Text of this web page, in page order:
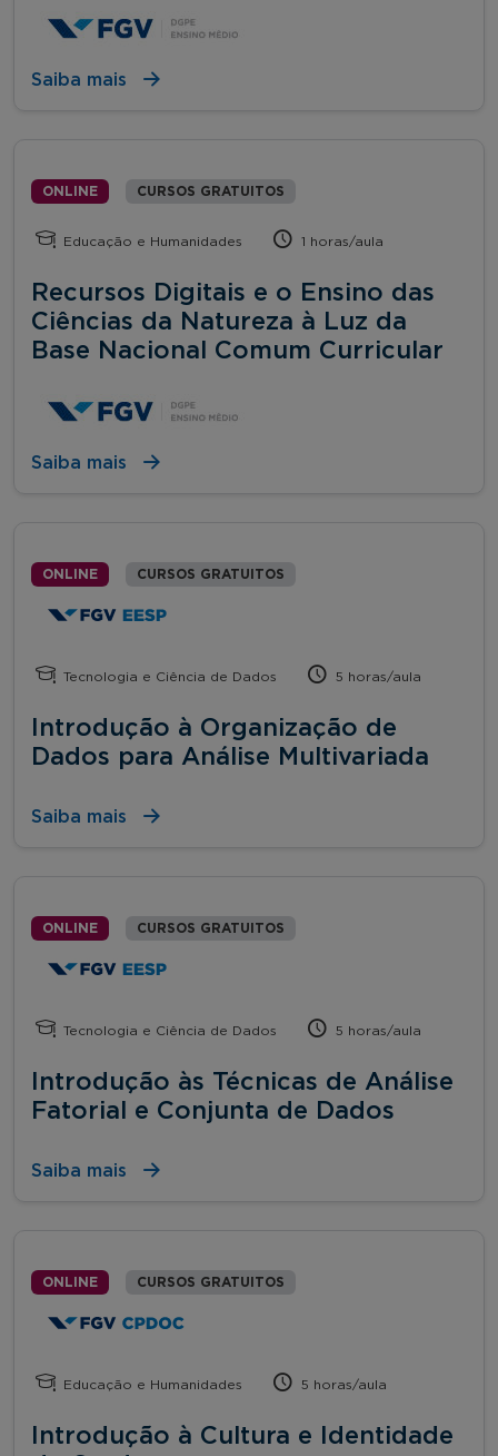
Saiba mais
ONLINE CURSOS GRATUITOS
Educação e Humanidades 1 horas/aula
Recursos Digitais e o Ensino das
Ciências da Natureza à Luz da
Base Nacional Comum Curricular
Saiba mais
ONLINE CURSOS GRATUITOS
Tecnologia e Ciência de Dados 5 horas/aula
Introdução à Organização de
Dados para Análise Multivariada
Saiba mais
ONLINE CURSOS GRATUITOS
Tecnologia e Ciência de Dados 5 horas/aula
Introdução às Técnicas de Análise
Fatorial e Conjunta de Dados
Saiba mais
ONLINE CURSOS GRATUITOS
Educação e Humanidades 5 horas/aula
Introdução à Cultura e Identidade